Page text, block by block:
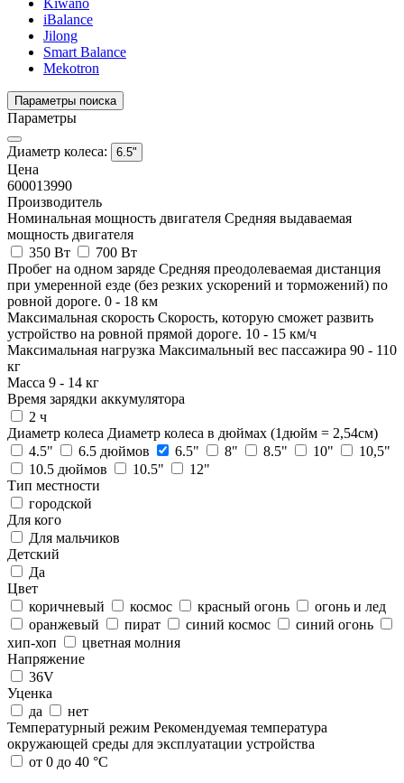
iBalance
Jilong
Smart Balance
Mekotron
Параметры поиска
Параметры
Диаметр колеса: 6.5"
Цена
600013990
Производитель
Номинальная мощность двигателя Средняя выдаваемая
мощность двигателя
350 Вт
700 Вт
Пробег на одном заряде Средняя преодолеваемая дистанция
при умеренной езде (без резких ускорений и торможений) по
ровной дороге. 0 - 18 км
Максимальная скорость Скорость, которую сможет развить
устройство на ровной прямой дороге. 10 - 15 км/ч
Максимальная нагрузка Максимальный вес пассажира 90 - 110
кг
Масса 9 - 14 кг
Время зарядки аккумулятора
2 ч
Диаметр колеса Диаметр колеса в дюймах (1дюйм = 2,54см)
4.5"
6.5 дюймов 6.5" 8" 8.5" 10"
10,5"
10.5 дюймов
10.5"
12"
Тип местности
городской
Для кого
Для мальчиков
Детский
Да
Цвет
коричневый
космос красный огонь
огонь и лед
оранжевый
пират синий космос
синий огонь
хип-хоп
цветная молния
Напряжение
36V
Уценка
да
нет
Температурный режим Рекомендуемая температура
окружающей среды для эксплуатации устройства
от 0 до 40 °C